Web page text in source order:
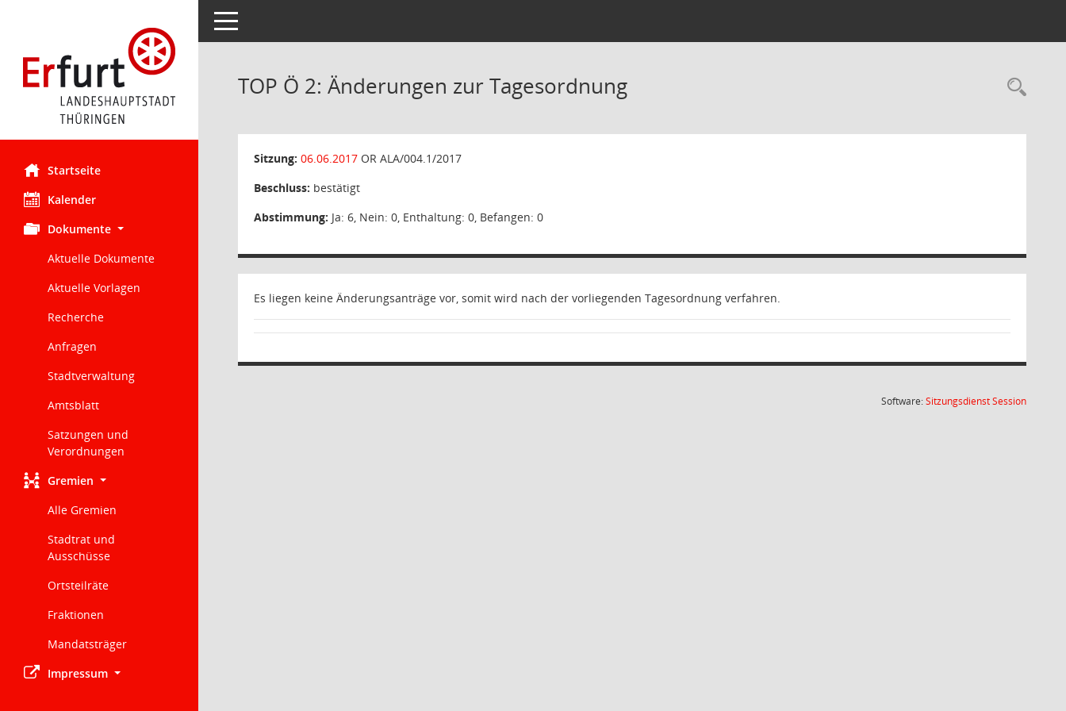
Startseite
Kalender
Dokumente
Aktuelle Dokumente
Aktuelle Vorlagen
Recherche
Anfragen
Stadtverwaltung
Amtsblatt
Satzungen und
Verordnungen
Gremien
Alle Gremien
Stadtrat und
Ausschüsse
Ortsteilräte
Fraktionen
Mandatsträger
Impressum
Toggle navigation
TOP Ö 2: Änderungen zur Tagesordnung
Sitzung: 06.06.2017 OR ALA/004.1/2017
Beschluss: bestätigt
Abstimmung: Ja: 6, Nein: 0, Enthaltung: 0, Befangen: 0
Es liegen keine Änderungsanträge vor, somit wird nach der vorliegenden Tagesordnung verfahren.
Software:SitzungsdienstSession(Wird in